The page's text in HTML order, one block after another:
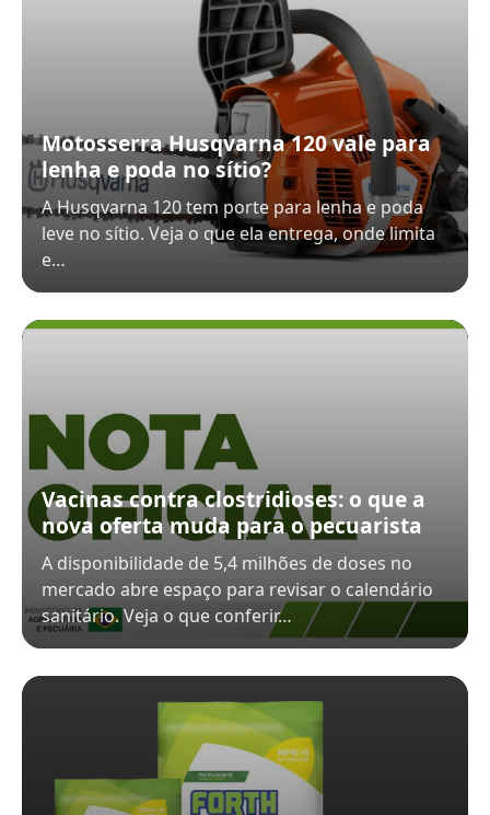
Motosserra Husqvarna 120 vale para
lenha e poda no sítio?
A Husqvarna 120 tem porte para lenha e poda
leve no sítio. Veja o que ela entrega, onde limita
e…
Vacinas contra clostridioses: o que a
nova oferta muda para o pecuarista
A disponibilidade de 5,4 milhões de doses no
mercado abre espaço para revisar o calendário
sanitário. Veja o que conferir…